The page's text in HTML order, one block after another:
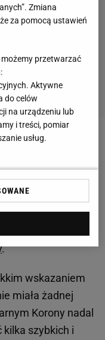
Kasper
w Zlatana
fiński pomocnik
efektowną, po
przegrał
.
wskazaniem
miała żadnej
Korony nadal
kilka szybkich i
Zmiana
za pomocą ustawień
możemy przetwarzać
Aktywne
do celów
na urządzeniu lub
i treści, pomiar
usług.